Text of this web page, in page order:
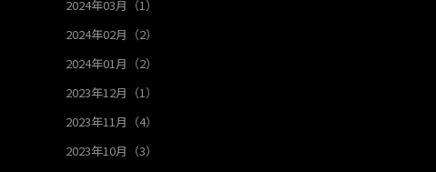
2024年03月（1）
2024年02月（2）
2024年01月（2）
2023年12月（1）
2023年11月（4）
2023年10月（3）